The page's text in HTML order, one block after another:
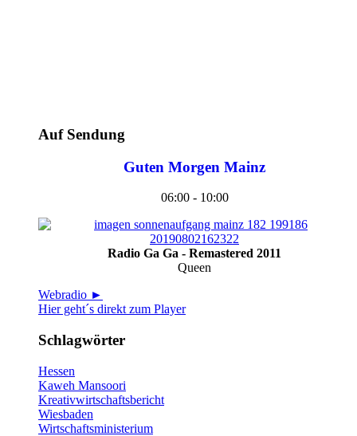
Auf Sendung
Guten Morgen Mainz
06:00 - 10:00
Radio Ga Ga - Remastered 2011
Queen
Webradio ►
Hier geht´s direkt zum Player
Schlagwörter
Hessen
Kaweh Mansoori
Kreativwirtschaftsbericht
Wiesbaden
Wirtschaftsministerium